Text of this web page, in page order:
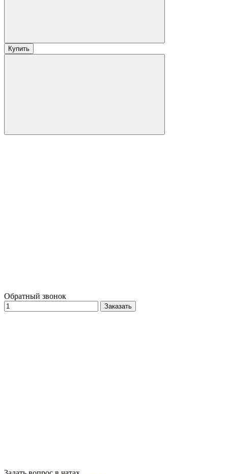
Купить
Обратный звонок
Заказать